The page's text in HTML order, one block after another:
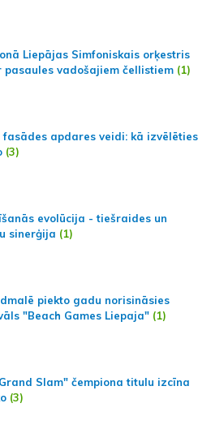
Liepājas Simfoniskais orķestris
pasaules vadošajiem čellistiem (1)
fasādes apdares veidi: kā izvēlēties
(3)
evolūcija - tiešraides un
sinerģija (1)
piekto gadu norisināsies
"Beach Games Liepaja" (1)
Slam" čempiona titulu izcīna
(3)